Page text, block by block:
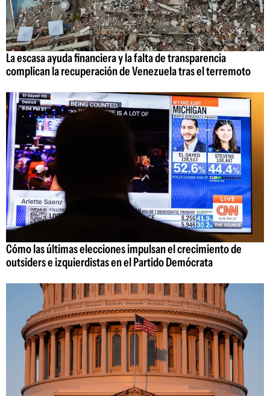
La escasa ayuda financiera y la falta de transparencia
complican la recuperación de Venezuela tras el terremoto
Cómo las últimas elecciones impulsan el crecimiento de
outsiders e izquierdistas en el Partido Demócrata